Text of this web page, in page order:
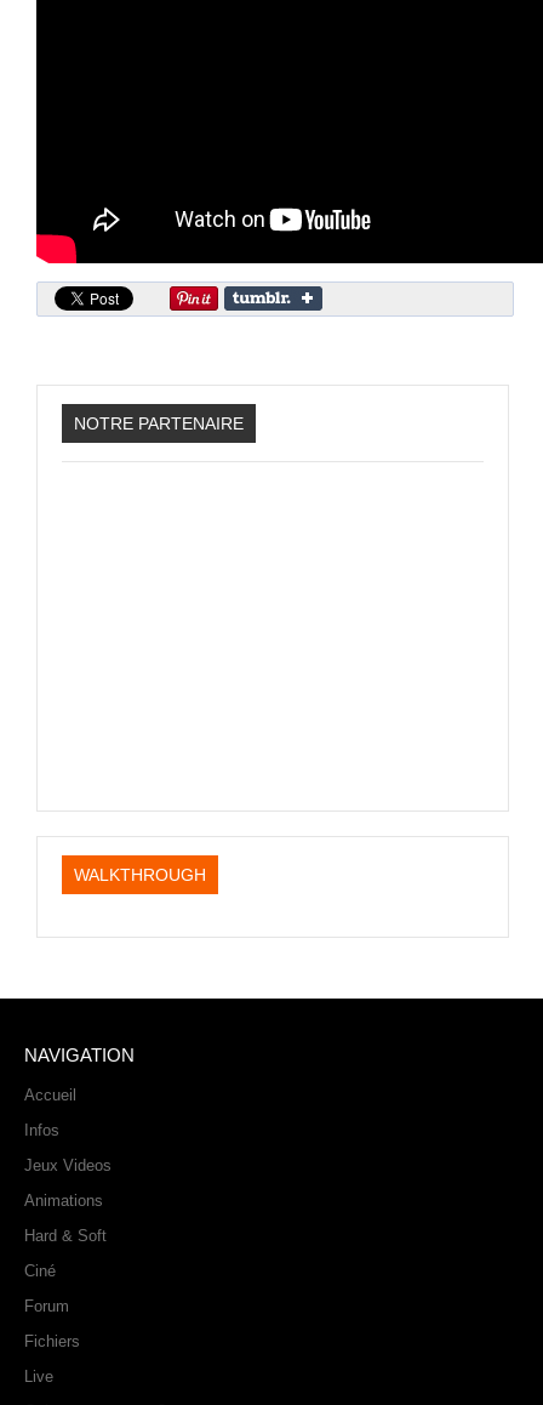
Review Figurines
Réalisations 3D
HARD & SOFT
Reviews
Tutoriels
ARRM (Gamelist, Roms manager, Scraper)
NOTRE PARTENAIRE
WALKTHROUGH
NAVIGATION
Accueil
Infos
Jeux Videos
Animations
Hard & Soft
Ciné
Forum
Fichiers
Live